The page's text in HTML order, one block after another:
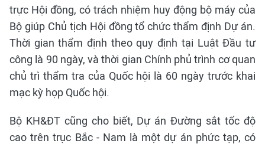
trực Hội đồng, có trách nhiệm huy động bộ máy của
Bộ giúp Chủ tịch Hội đồng tổ chức thẩm định Dự án.
Thời gian thẩm định theo quy định tại Luật Đầu tư
công là 90 ngày, và thời gian Chính phủ trình cơ quan
chủ trì thẩm tra của Quốc hội là 60 ngày trước khai
mạc kỳ họp Quốc hội.
Bộ KH&ĐT cũng cho biết, Dự án Đường sắt tốc độ
cao trên trục Bắc - Nam là một dự án phức tạp, có